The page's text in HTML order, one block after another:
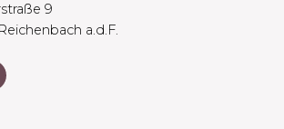
9
a.d.F.